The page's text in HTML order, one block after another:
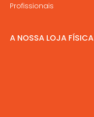
Profissionais
A NOSSA LOJA FÍSICA